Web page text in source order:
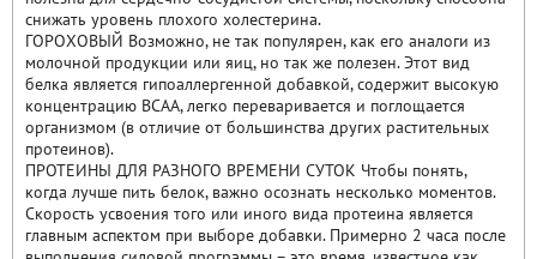
снижать уровень плохого холестерина.
ГОРОХОВЫЙ Возможно, не так популярен, как его аналоги из
молочной продукции или яиц, но так же полезен. Этот вид
белка является гипоаллергенной добавкой, содержит высокую
концентрацию BCAA, легко переваривается и поглощается
организмом (в отличие от большинства других растительных
протеинов).
ПРОТЕИНЫ ДЛЯ РАЗНОГО ВРЕМЕНИ СУТОК Чтобы понять,
когда лучше пить белок, важно осознать несколько моментов.
Скорость усвоения того или иного вида протеина является
главным аспектом при выборе добавки. Примерно 2 часа после